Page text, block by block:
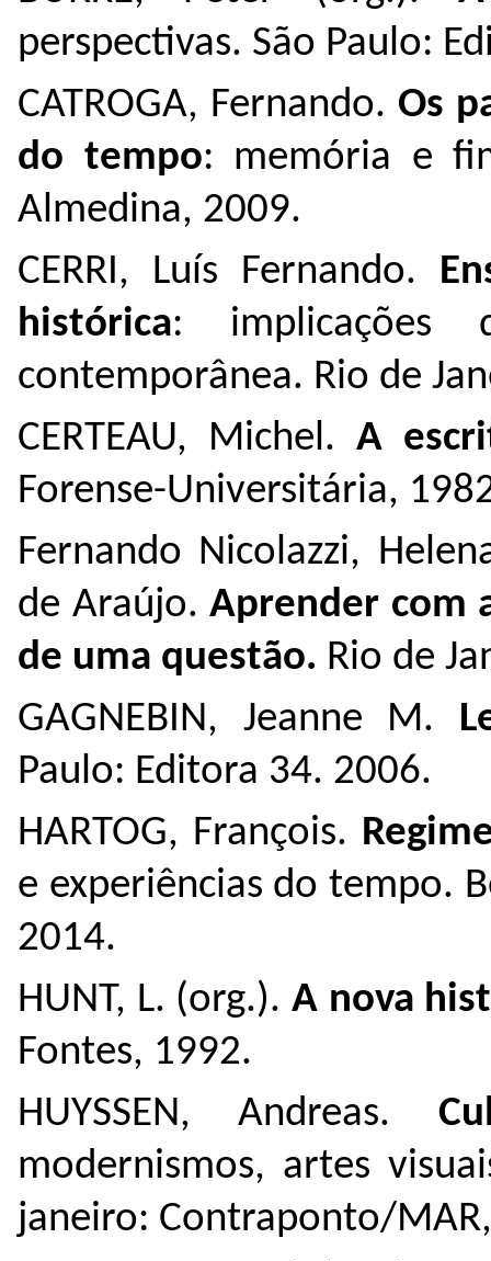
perspectivas. São Paulo:
CATROGA, Fernando. Os
do tempo: memória e
Almedina, 2009.
CERRI, Luís Fernando.
histórica: implicações
contemporânea. Rio de
CERTEAU, Michel. A
Forense-Universitária,
Fernando Nicolazzi,
de Araújo. Aprender com
de uma questão. Rio de
GAGNEBIN, Jeanne M.
Paulo: Editora 34. 2006.
HARTOG, François.
e experiências do tempo.
2014.
HUNT, L. (org.). A nova
Fontes, 1992.
HUYSSEN, Andreas.
modernismos, artes
janeiro: Contraponto/